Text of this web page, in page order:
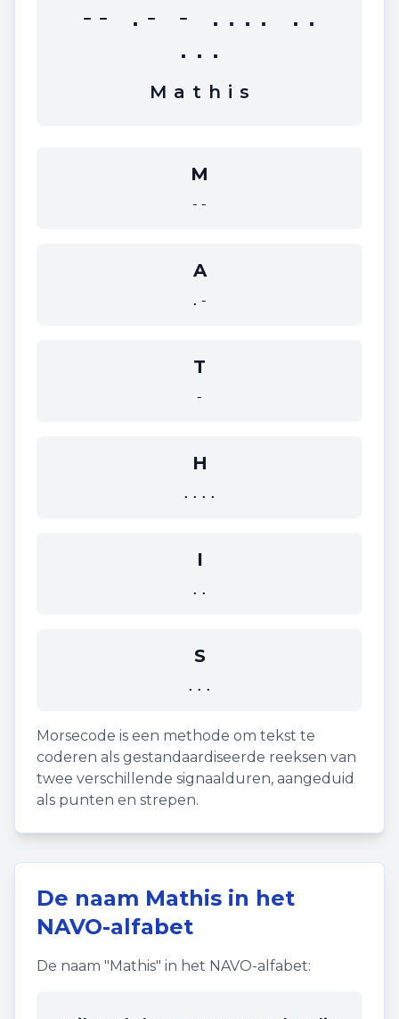
-- .- - .... ..
...
M a t h i s
M
--
A
.-
T
-
H
....
I
..
S
...
Morsecode is een methode om tekst te
coderen als gestandaardiseerde reeksen van
twee verschillende signaalduren, aangeduid
als punten en strepen.
De naam Mathis in het
NAVO-alfabet
De naam "Mathis" in het NAVO-alfabet: